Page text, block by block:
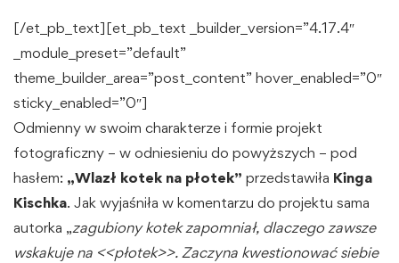
[/et_pb_text][et_pb_text _builder_version=”4.17.4″
_module_preset=”default”
theme_builder_area=”post_content” hover_enabled=”0″
sticky_enabled=”0″]
Odmienny w swoim charakterze i formie projekt
fotograficzny – w odniesieniu do powyższych – pod
hasłem: „Wlazł kotek na płotek” przedstawiła Kinga
Kischka. Jak wyjaśniła w komentarzu do projektu sama
autorka „zagubiony kotek zapomniał, dlaczego zawsze
wskakuje na <<płotek>>. Zaczyna kwestionować siebie